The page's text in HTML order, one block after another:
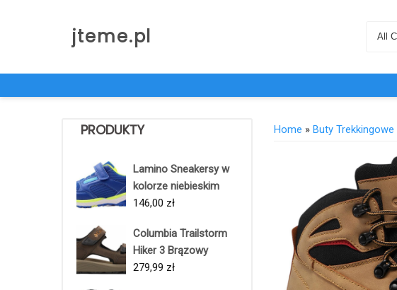
jteme.pl
Search
PRODUKTY
Lamino Sneakersy w
kolorze niebieskim
146,00 zł
Columbia Trailstorm
Hiker 3 Brązowy
279,99 zł
Home » Buty Trekkingowe